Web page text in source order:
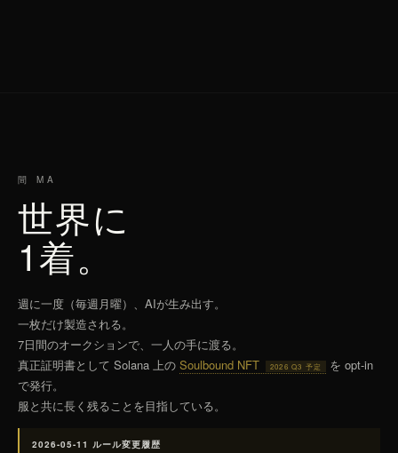
間 MA
世界に
1着。
週に一度（毎週月曜）、AIが生み出す。
一枚だけ製造される。
7日間のオークションで、一人の手に渡る。
真正証明書として Solana 上の Soulbound NFT 2026 Q3 予定
を opt-in
で発行。
服と共に長く残ることを目指している。
2026-05-11 ルール変更履歴